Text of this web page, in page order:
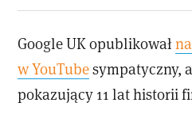
Google UK opublikował
w YouTubesympatyczny,
pokazujący 11 lat historii